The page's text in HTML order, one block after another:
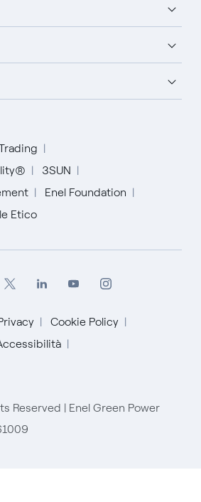
3SUN
Enel Foundation
Etico
Cookie Policy
Reserved | Enel Green Power